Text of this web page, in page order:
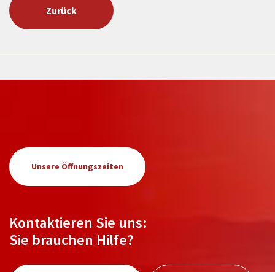
Zurück
Unsere Öffnungszeiten
Kontaktieren Sie uns:
Sie brauchen Hilfe?